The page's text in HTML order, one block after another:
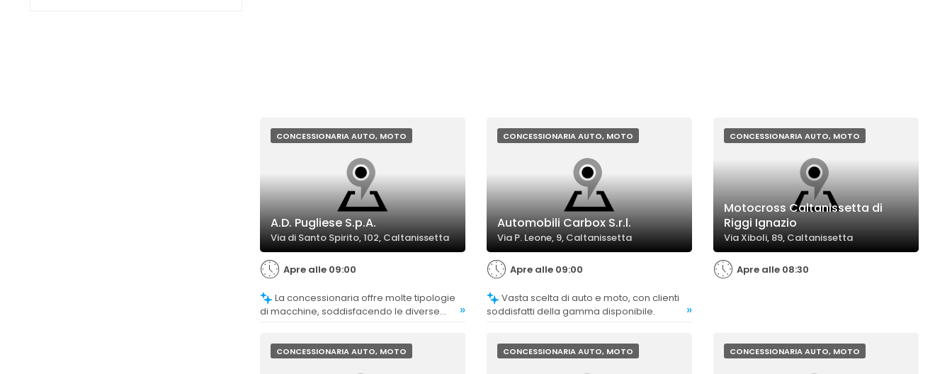
CONCESSIONARIA AUTO, MOTO
A.D. Pugliese S.p.A.
Via di Santo Spirito, 102, Caltanissetta
Apre alle 09:00
di macchine, soddisfacendo le diverse
»
CONCESSIONARIA AUTO, MOTO
Automobili Carbox S.r.l.
Via P. Leone, 9, Caltanissetta
Apre alle 09:00
Vasta scelta di auto e moto, con clienti
soddisfatti della gamma disponibile.
»
CONCESSIONARIA AUTO, MOTO
Motocross Caltanissetta di
Riggi Ignazio
Via Xiboli, 89, Caltanissetta
Apre alle 08:30
CONCESSIONARIA AUTO, MOTO CONCESSIONARIA AUTO, MOTO CONCESSIONARIA AUTO, MOTO